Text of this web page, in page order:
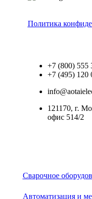
Политика
+7 (800) 555
+7 (495) 120
121170, г.
офис 514/2
Сварочное
Автоматизация и